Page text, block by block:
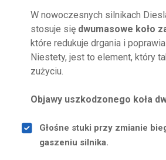
W nowoczesnych silnikach
stosuje się dwumasowe koło
które redukuje drgania i
Niestety, jest to element, który
zużyciu.
Objawy uszkodzonego koła
Głośne stuki przy zmianie
gaszeniu silnika.